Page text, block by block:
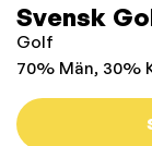
Svensk
Golf
70% Män, 30%